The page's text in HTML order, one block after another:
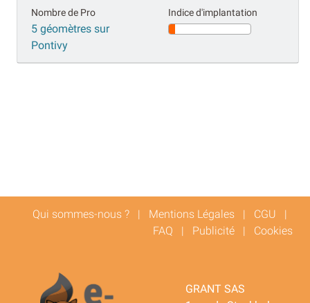
Nombre de Pro
5 géomètres sur
Pontivy
Indice d'implantation
Qui sommes-nous ? | Mentions Légales | CGU |
FAQ | Publicité | Cookies
GRANT SAS